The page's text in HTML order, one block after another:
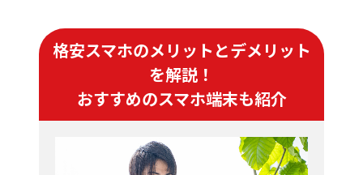
格安スマホのメリットとデメリット
を解説！
おすすめのスマホ端末も紹介